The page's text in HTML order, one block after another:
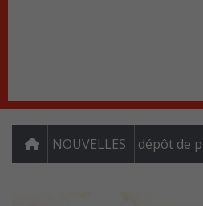
NOUVELLES dépôt de